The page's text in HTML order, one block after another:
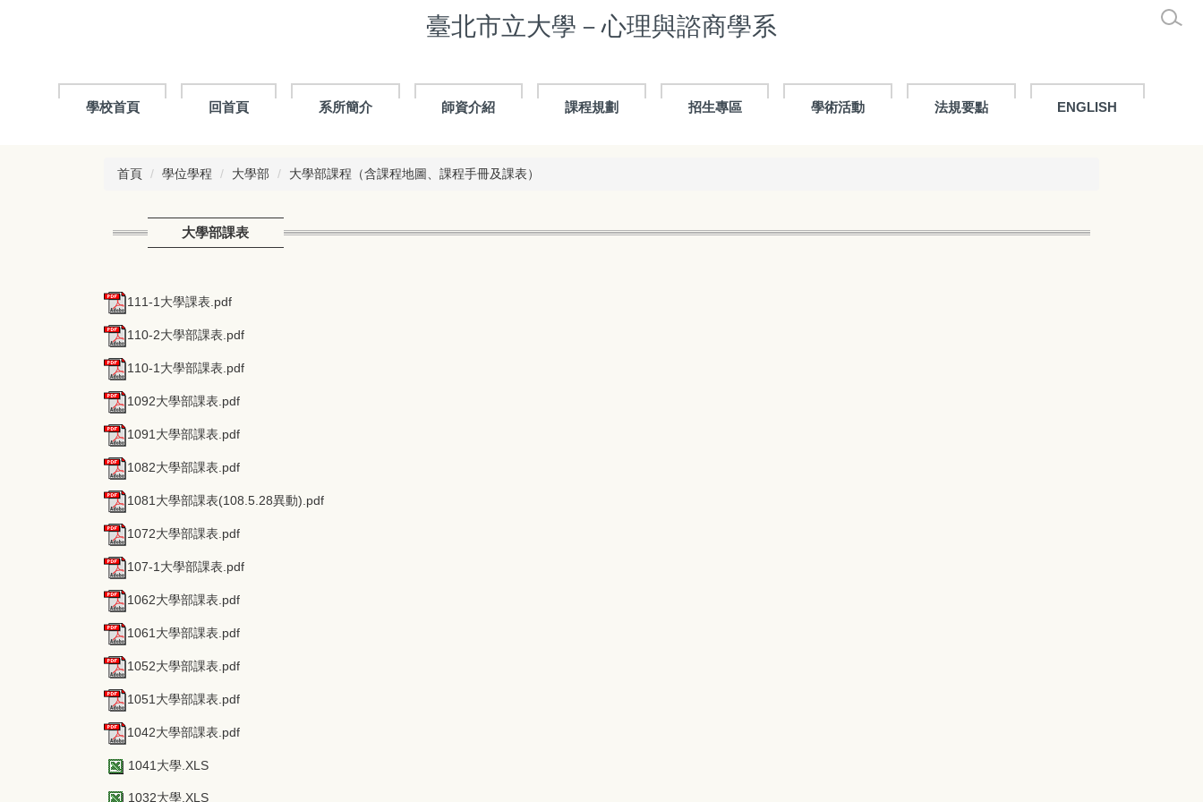
臺北市立大學－心理與諮商學系
學校首頁 回首頁 系所簡介 師資介紹 課程規劃 招生專區 學術活動 法規要點 ENGLISH
首頁 學位學程 大學部 大學部課程（含課程地圖、課程手冊及課表）
大學部課表
111-1大學課表.pdf
110-2大學部課表.pdf
110-1大學部課表.pdf
1092大學部課表.pdf
1091大學部課表.pdf
1082大學部課表.pdf
1081大學部課表(108.5.28異動).pdf
1072大學部課表.pdf
107-1大學部課表.pdf
1062大學部課表.pdf
1061大學部課表.pdf
1052大學部課表.pdf
1051大學部課表.pdf
1042大學部課表.pdf
1041大學.XLS
1032大學.XLS